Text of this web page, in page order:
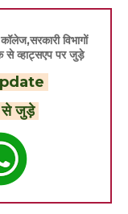
विभागों
से व्हाट्सएप पर जुड़े
से जुड़े